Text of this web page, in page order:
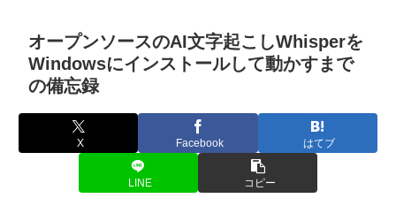
オープンソースのAI文字起こしWhisperを
Windowsにインストールして動かすまで
の備忘録
X Facebook はてブ
LINE コピー